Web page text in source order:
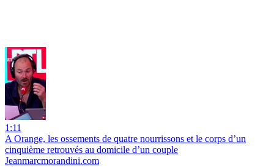
1:11
A Orange, les ossements de quatre nourrissons et le corps d’un
cinquième retrouvés au domicile d’un couple
Jeanmarcmorandini.com